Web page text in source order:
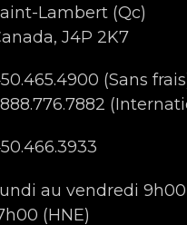
Lambert (Qc)
J4P 2K7
(Sans
888.776.7882
au vendredi
(HNE)